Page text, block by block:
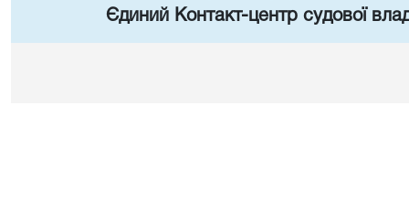
Єдиний Контакт-центр судової